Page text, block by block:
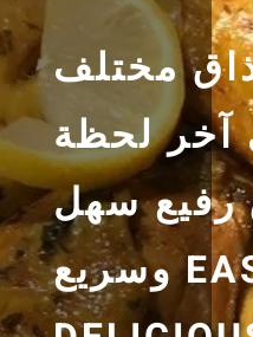
مختلف
لحظة
رفيع سهل
وسريع EASY AND